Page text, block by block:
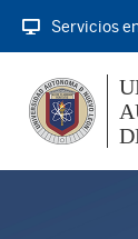
Servicios